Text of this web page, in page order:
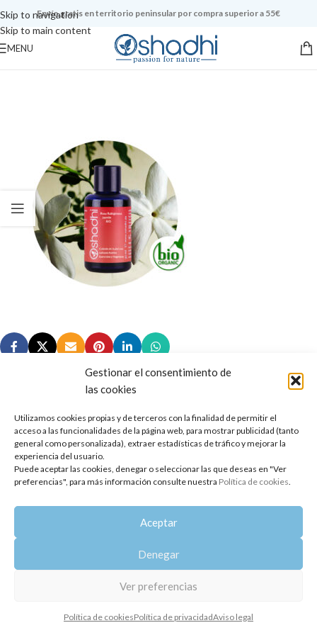
Gestionar el consentimiento de
las cookies
Utilizamos cookies propias y de terceros con la finalidad de permitir el
acceso a las funcionalidades de la página web, para mostrar publicidad (tanto
general como personalizada), extraer estadísticas de tráfico y mejorar la
experiencia del usuario.
Puede aceptar las cookies, denegar o seleccionar las que deseas en "Ver
preferencias", para más información consulte nuestra Política de cookies.
Aceptar
Denegar
Ver preferencias
Política de cookiesPolítica de privacidadAviso legal
Skip to navigation
Skip to main content
Envío gratis en territorio peninsular por compra superior a 55€
MENU
Copyright 2014-2025 Oshadhi España
Todos los derechos reservados.
Política de privacidad | Aviso legal | Política de cookies